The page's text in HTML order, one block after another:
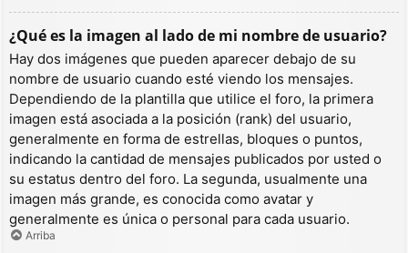
¿Qué es la imagen al lado de mi nombre de usuario?
Hay dos imágenes que pueden aparecer debajo de su
nombre de usuario cuando esté viendo los mensajes.
Dependiendo de la plantilla que utilice el foro, la primera
imagen está asociada a la posición (rank) del usuario,
generalmente en forma de estrellas, bloques o puntos,
indicando la cantidad de mensajes publicados por usted o
su estatus dentro del foro. La segunda, usualmente una
imagen más grande, es conocida como avatar y
generalmente es única o personal para cada usuario.
Arriba